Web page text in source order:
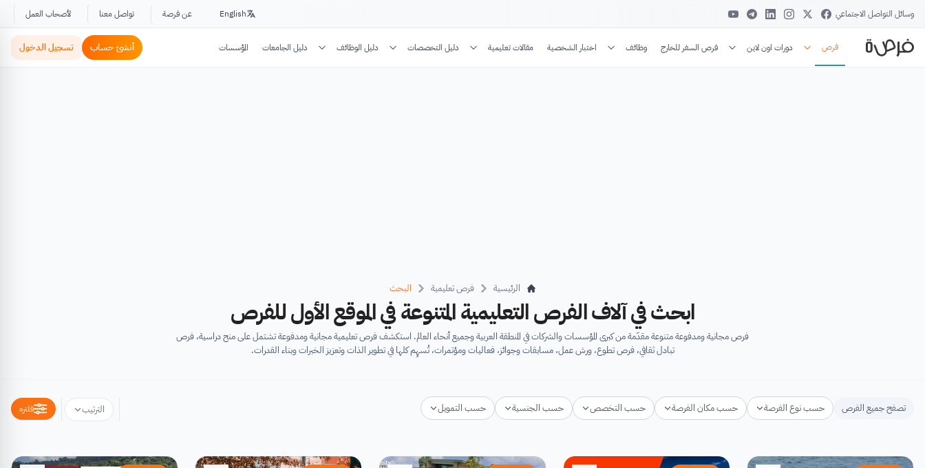
وسائل التواصل الاجتماعي English عن فرصة تواصل معنا لأصحاب العمل
فرص دورات اون لاين فرص السفر للخارج وظائف اختبار الشخصية مقالات تعليمية دليل التخصصات دليل الوظائف دليل الجامعات المؤسسات أنشئ حساب تسجيل الدخول
الرئيسية فرص تعليمية البحث
ابحث في آلاف الفرص التعليمية المتنوعة في الموقع الأول للفرص
فرص مجانية ومدفوعة متنوعة مقدّمة من كبرى المؤسسات والشركات في المنطقة العربية وجميع أنحاء العالم. استكشف فرص تعليمية مجانية ومدفوعة تشتمل على منح دراسية، فرص
تبادل ثقافي، فرص تطوع، ورش عمل، مسابقات وجوائز، فعاليات ومؤتمرات، تُسهِم كلها في تطوير الذات وتعزيز الخبرات وبناء القدرات.
تصفح جميع الفرص حسب نوع الفرصة حسب مكان الفرصة حسب التخصص حسب الجنسية حسب التمويل الترتيب فلتره